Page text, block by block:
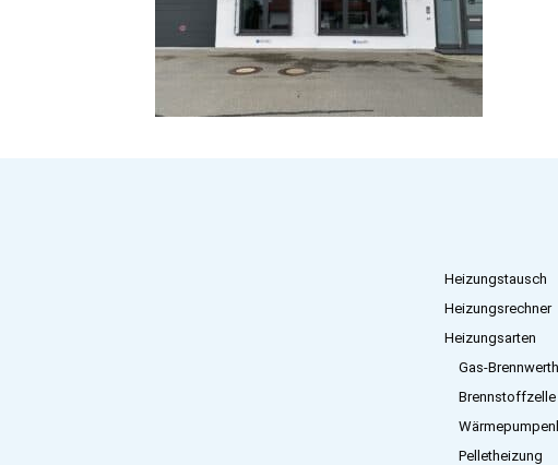
Heizungstausch
Heizungsrechner
Heizungsarten
Gas-
Brennstoffzelle
Pelletheizung